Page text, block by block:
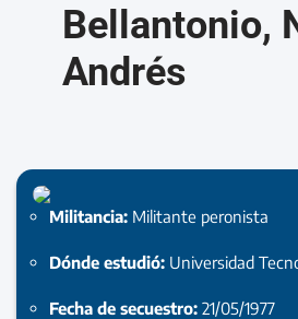
Bellantonio,
Andrés
Militancia: Militante peronista
Dónde estudió: Universidad
Fecha de secuestro: 21/05/1977